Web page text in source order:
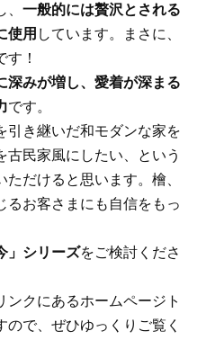
一般的には贅沢とされる
使用 しています。まさに、
す！
深みが増し、愛着が深まる
です。
引き継いだ和モダンな家を
古民家風にしたい、という
だけると思います。檜、
るお客さまにも自信をもっ
」シリーズをご検討くださ
クにあるホームページト
で、ぜひゆっくりご覧く